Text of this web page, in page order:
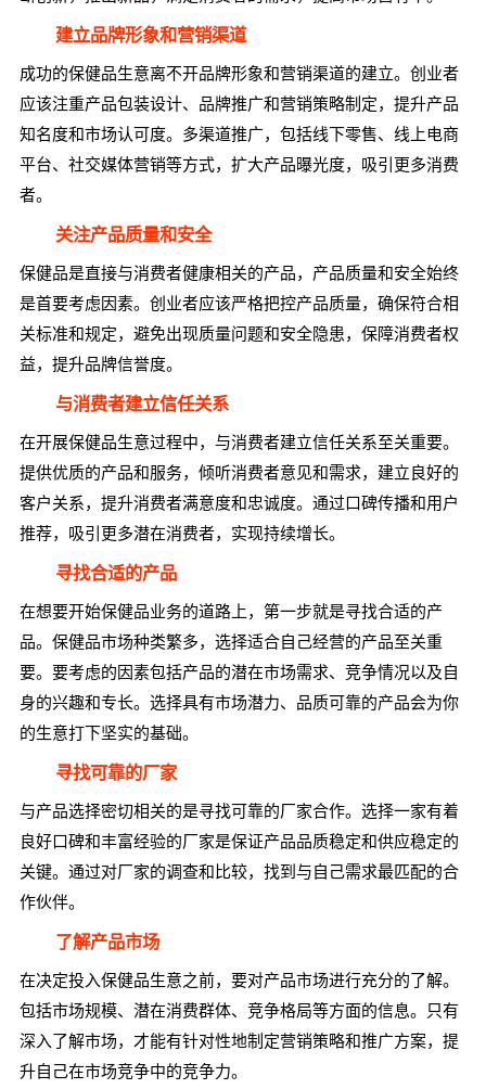
建立品牌形象和营销渠道
成功的保健品生意离不开品牌形象和营销渠道的建立。创业者
应该注重产品包装设计、品牌推广和营销策略制定，提升产品
知名度和市场认可度。多渠道推广，包括线下零售、线上电商
平台、社交媒体营销等方式，扩大产品曝光度，吸引更多消费
者。
关注产品质量和安全
保健品是直接与消费者健康相关的产品，产品质量和安全始终
是首要考虑因素。创业者应该严格把控产品质量，确保符合相
关标准和规定，避免出现质量问题和安全隐患，保障消费者权
益，提升品牌信誉度。
与消费者建立信任关系
在开展保健品生意过程中，与消费者建立信任关系至关重要。
提供优质的产品和服务，倾听消费者意见和需求，建立良好的
客户关系，提升消费者满意度和忠诚度。通过口碑传播和用户
推荐，吸引更多潜在消费者，实现持续增长。
寻找合适的产品
在想要开始保健品业务的道路上，第一步就是寻找合适的产
品。保健品市场种类繁多，选择适合自己经营的产品至关重
要。要考虑的因素包括产品的潜在市场需求、竞争情况以及自
身的兴趣和专长。选择具有市场潜力、品质可靠的产品会为你
的生意打下坚实的基础。
寻找可靠的厂家
与产品选择密切相关的是寻找可靠的厂家合作。选择一家有着
良好口碑和丰富经验的厂家是保证产品品质稳定和供应稳定的
关键。通过对厂家的调查和比较，找到与自己需求最匹配的合
作伙伴。
了解产品市场
在决定投入保健品生意之前，要对产品市场进行充分的了解。
包括市场规模、潜在消费群体、竞争格局等方面的信息。只有
深入了解市场，才能有针对性地制定营销策略和推广方案，提
升自己在市场竞争中的竞争力。